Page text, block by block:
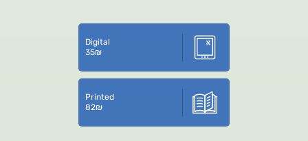
Digital
35₪
Printed
82₪